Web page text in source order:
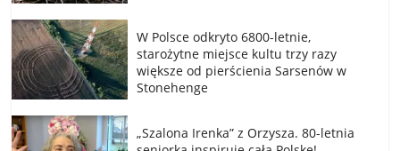
W Polsce odkryto 6800-letnie,
starożytne miejsce kultu trzy razy
większe od pierścienia Sarsenów w
Stonehenge
„Szalona Irenka” z Orzysza. 80-letnia